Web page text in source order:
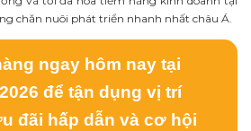
chăn nuôi phát triển nhanh nhất châu Á.
ngay hôm nay tại
để tận dụng vị trí
đãi hấp dẫn và cơ hội